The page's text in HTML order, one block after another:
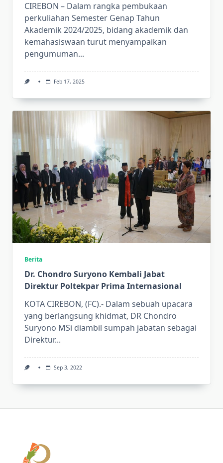
CIREBON – Dalam rangka pembukaan
perkuliahan Semester Genap Tahun
Akademik 2024/2025, bidang akademik dan
kemahasiswaan turut menyampaikan
pengumuman...
Feb 17, 2025
Berita
Dr. Chondro Suryono Kembali Jabat
Direktur Poltekpar Prima Internasional
KOTA CIREBON, (FC).- Dalam sebuah upacara
yang berlangsung khidmat, DR Chondro
Suryono MSi diambil sumpah jabatan sebagai
Direktur...
Sep 3, 2022